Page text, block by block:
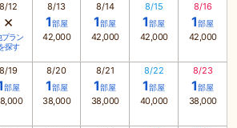
8/12
×
プラン
探す
8/13
1部屋
42,000
8/14
1部屋
42,000
8/15
1部屋
42,000
8/16
1部屋
42,000
8/19
部屋
8/20
1部屋
38,000
8/21
1部屋
38,000
8/22
1部屋
40,000
8/23
1部屋
38,000